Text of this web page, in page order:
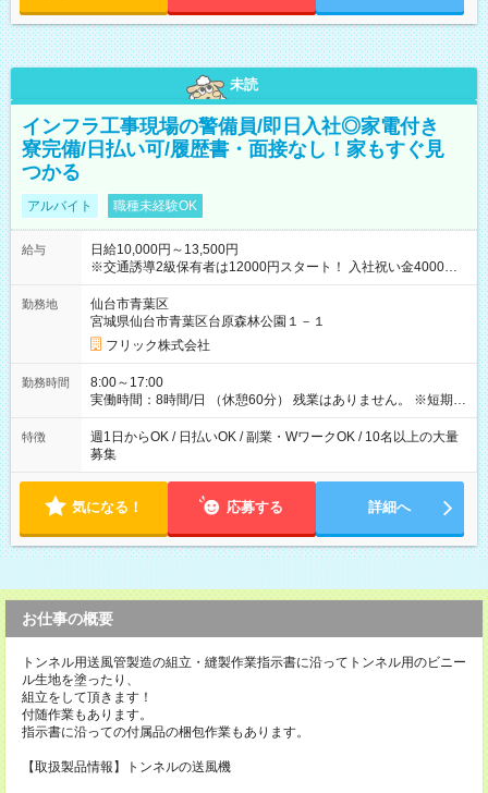
未読
インフラ工事現場の警備員/即日入社◎家電付き
寮完備/日払い可/履歴書・面接なし！家もすぐ見
つかる
アルバイト 職種未経験OK
給与
日給10,000円～13,500円
※交通誘導2級保有者は12000円スタート！ 入社祝い金4000円
【試用期間】試用期間なし
勤務地
仙台市青葉区
宮城県仙台市青葉区台原森林公園１－１
フリック株式会社
勤務時間
8:00～17:00
実働時間：8時間/日 （休憩60分） 残業はありません。 ※短期の
募集は行っておりません。予めご了承くださいませ。
特徴
週1日からOK / 日払いOK / 副業・WワークOK / 10名以上の大量
募集
気になる！ 応募する 詳細へ
お仕事の概要
トンネル用送風管製造の組立・縫製作業指示書に沿ってトンネル用のビニー
ル生地を塗ったり、
組立をして頂きます！
付随作業もあります。
指示書に沿っての付属品の梱包作業もあります。
【取扱製品情報】トンネルの送風機